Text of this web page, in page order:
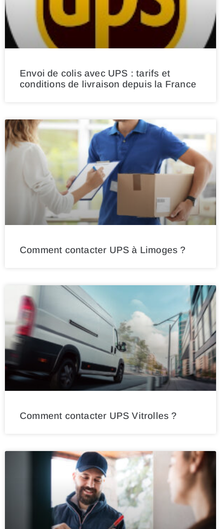
Envoi de colis avec UPS : tarifs et
conditions de livraison depuis la France
Comment contacter UPS à Limoges ?
Comment contacter UPS Vitrolles ?